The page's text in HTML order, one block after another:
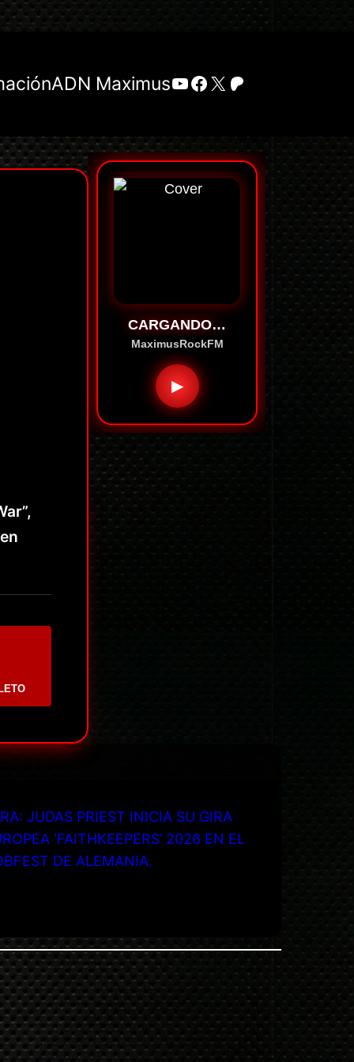
ADN MaximusYouTube
Facebook
X Patreon
CARGANDO…
MaximusRockFM
▶
JUDAS PRIEST INICIA SU GIRA
‘FAITHKEEPERS’ 2026 EN EL
DE ALEMANIA.